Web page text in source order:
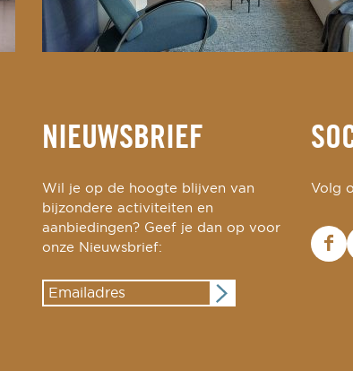
NIEUWSBRIEF
Wil je op de hoogte blijven van
bijzondere activiteiten en
aanbiedingen? Geef je dan op voor
onze Nieuwsbrief:
Volg